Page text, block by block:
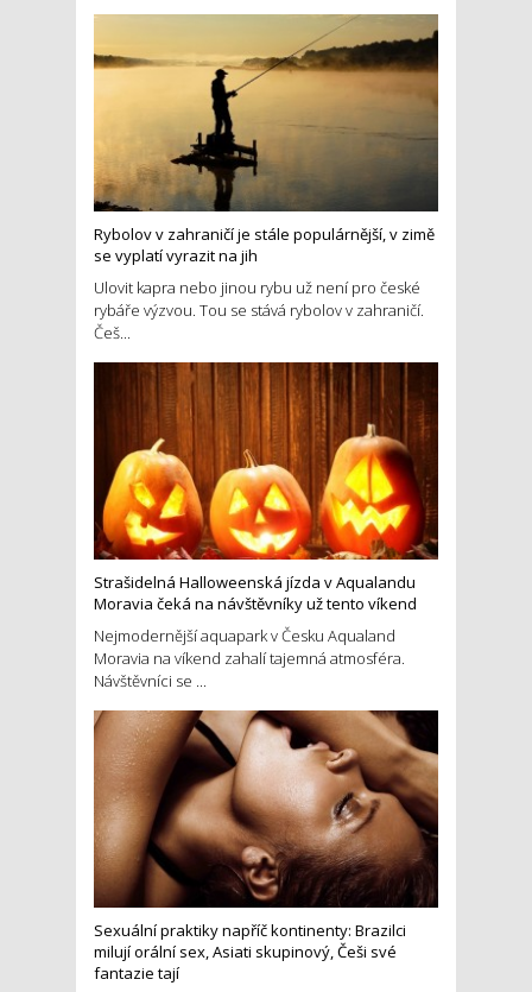
Rybolov v zahraničí je stále populárnější, v zimě
se vyplatí vyrazit na jih
Ulovit kapra nebo jinou rybu už není pro české
rybáře výzvou. Tou se stává rybolov v zahraničí.
Češ...
Strašidelná Halloweenská jízda v Aqualandu
Moravia čeká na návštěvníky už tento víkend
Nejmodernější aquapark v Česku Aqualand
Moravia na víkend zahalí tajemná atmosféra.
Návštěvníci se ...
Sexuální praktiky napříč kontinenty: Brazilci
milují orální sex, Asiati skupinový, Češi své
fantazie tají